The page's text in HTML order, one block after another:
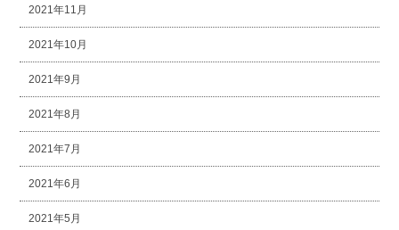
2021年11月
2021年10月
2021年9月
2021年8月
2021年7月
2021年6月
2021年5月